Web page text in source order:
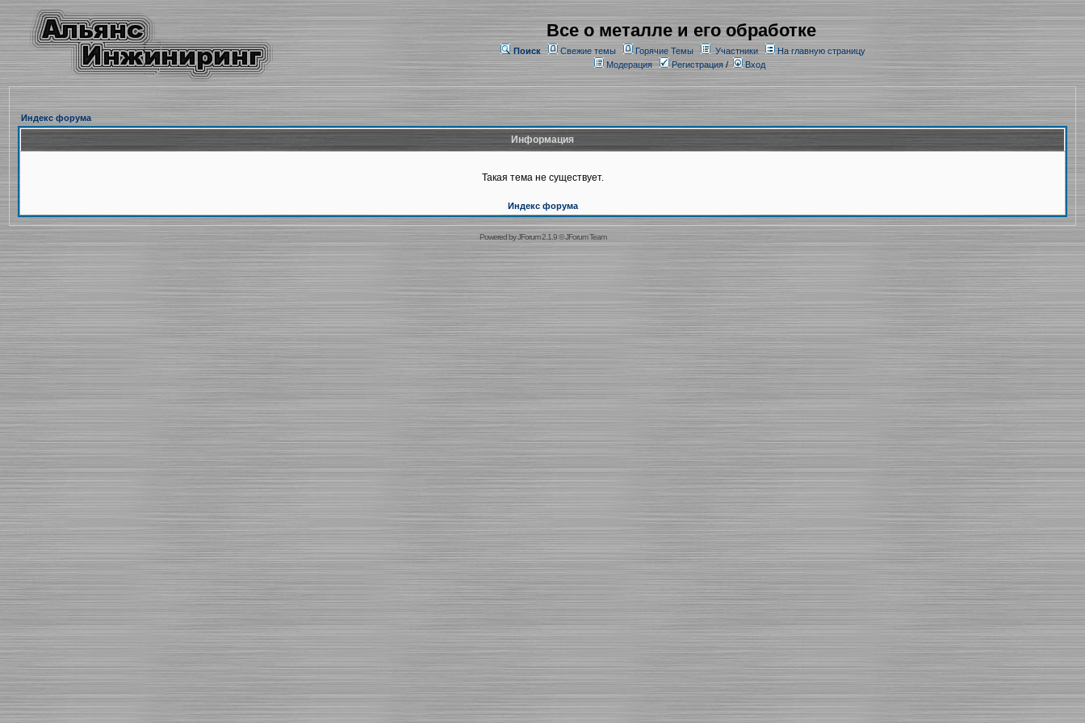
Все о металле и его обработке
Поиск Свежие темы Горячие Темы Участники
На главную страницу
Модерация
Регистрация/ Вход
Индекс форума
Информация
Такая тема не существует.
Индекс форума
Powered byJForum 2.1.9©JForum Team